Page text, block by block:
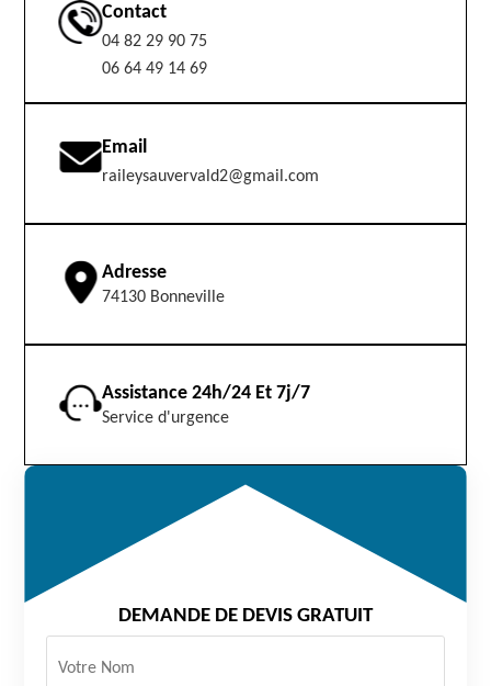
Contact
04 82 29 90 75
06 64 49 14 69
Email
raileysauvervald2@gmail.com
Adresse
74130 Bonneville
Assistance 24h/24 Et 7j/7
Service d'urgence
DEMANDE DE DEVIS GRATUIT